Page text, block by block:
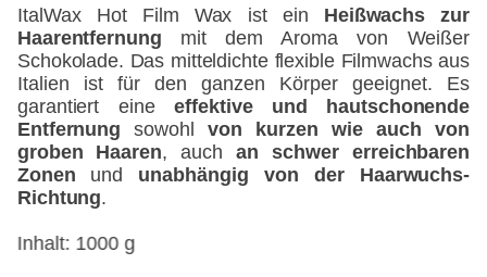
ItalWax Hot Film Wax ist ein Heißwachs zur
Haarentfernung mit dem Aroma von Weißer
Schokolade. Das mitteldichte flexible Filmwachs aus
Italien ist für den ganzen Körper geeignet. Es
garantiert eine effektive und hautschonende
Entfernung sowohlvon kurzen wie auch von
groben Haaren, auchan schwer erreichbaren
Zonen und unabhängig von der Haarwuchs-
Richtung.
Inhalt: 1000 g